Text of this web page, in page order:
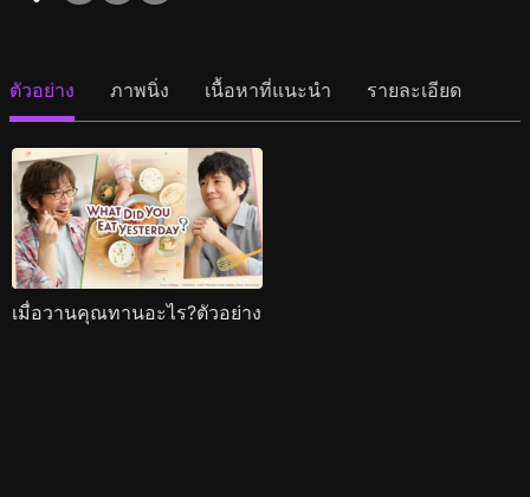
ตัวอย่าง ภาพนิ่ง เนื้อหาที่แนะนำ รายละเอียด
เมื่อวานคุณทานอะไร?ตัวอย่าง